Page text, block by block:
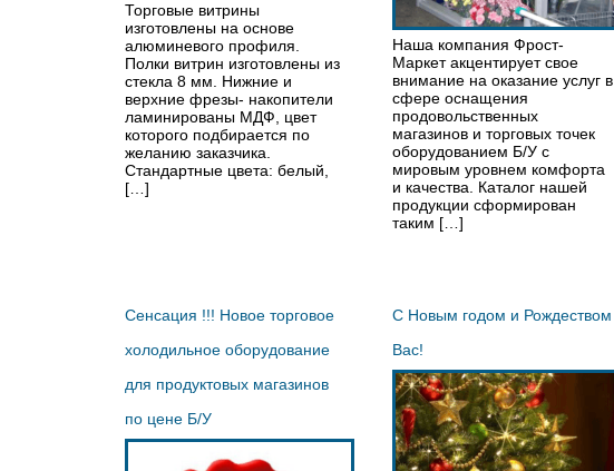
Торговые витрины
изготовлены на основе
алюминевого профиля.
Полки витрин изготовлены из
стекла 8 мм. Нижние и
верхние фрезы- накопители
ламинированы МДФ, цвет
которого подбирается по
желанию заказчика.
Стандартные цвета: белый,
[…]
Наша компания Фрост-
Маркет акцентирует свое
внимание на оказание услуг в
сфере оснащения
продовольственных
магазинов и торговых точек
оборудованием Б/У с
мировым уровнем комфорта
и качества. Каталог нашей
продукции сформирован
таким […]
Сенсация !!! Новое торговое
холодильное оборудование
для продуктовых магазинов
по цене Б/У
С Новым годом и Рождеством
Вас!